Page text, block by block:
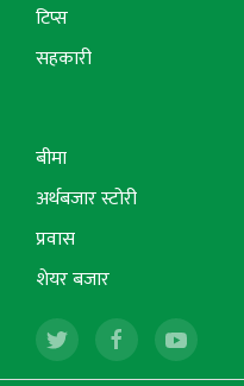
टिप्स
सहकारी
बीमा
अर्थबजार स्टोरी
प्रवास
शेयर बजार